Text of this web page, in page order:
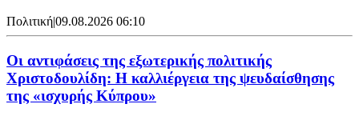
Πολιτική|09.08.2026 06:10
Οι αντιφάσεις της εξωτερικής πολιτικής
Χριστοδουλίδη: Η καλλιέργεια της ψευδαίσθησης
της «ισχυρής Κύπρου»